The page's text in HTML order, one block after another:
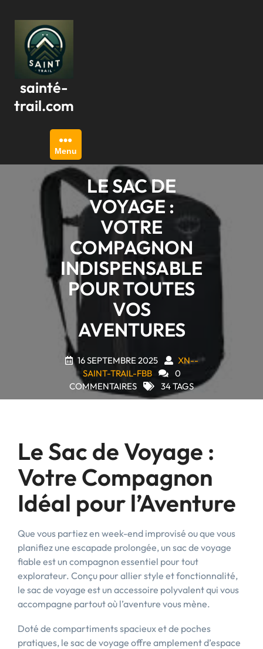
contenu
sainté-
trail.com
Menu
LE SAC DE
VOYAGE :
VOTRE
COMPAGNON
INDISPENSABLE
POUR TOUTES
VOS
AVENTURES
16 SEPTEMBRE 2025
XN--
SAINT-TRAIL-FBB
0
COMMENTAIRES
34 TAGS
Le Sac de Voyage :
Votre Compagnon
Idéal pour l’Aventure
Que vous partiez en week-end improvisé ou que vous
planifiez une escapade prolongée, un sac de voyage
fiable est un compagnon essentiel pour tout
explorateur. Conçu pour allier style et fonctionnalité,
le sac de voyage est un accessoire polyvalent qui vous
accompagne partout où l’aventure vous mène.
Doté de compartiments spacieux et de poches
pratiques, le sac de voyage offre amplement d’espace